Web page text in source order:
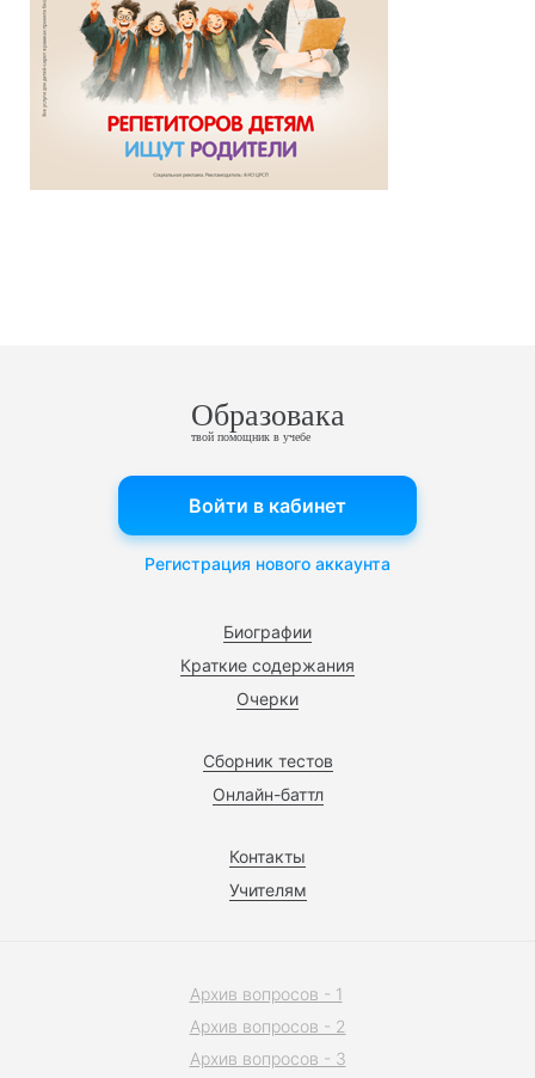
Образовака
твой помощник в учебе
Биографии
Краткие содержания
Очерки
Сборник тестов
Онлайн-баттл
Контакты
Учителям
Войти в кабинет
Регистрация нового аккаунта
Архив вопросов - 1
Архив вопросов - 2
Архив вопросов - 3